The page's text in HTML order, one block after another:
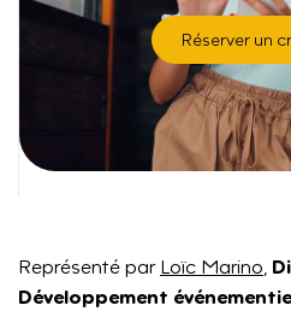
Représenté par Loïc Marino,
Développement
Réserver un